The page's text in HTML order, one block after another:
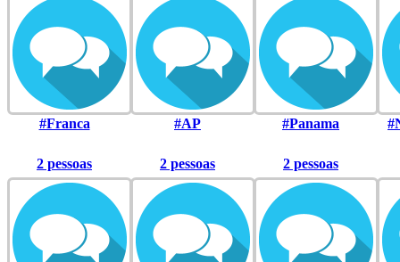
#Franca #AP #Panama
2 pessoas 2 pessoas 2 pessoas